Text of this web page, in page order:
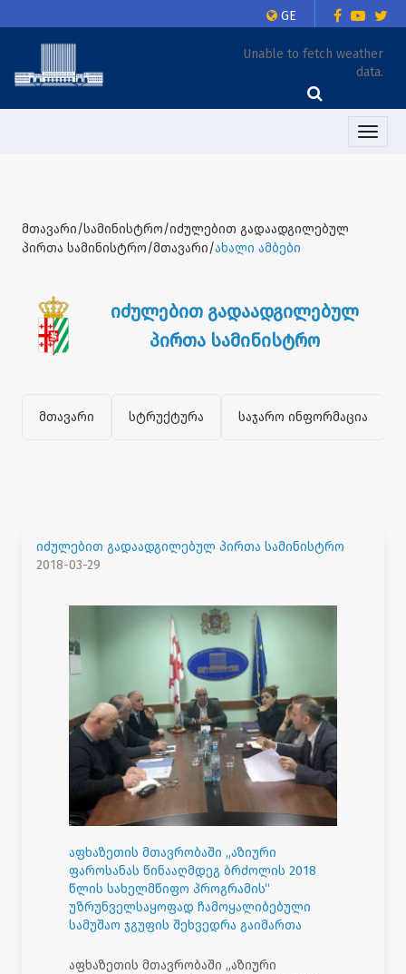
GE
Unable to fetch weather
data.
Toggle
მთავარი/სამინისტრო/იძულებით გადაადგილებულ
პირთა სამინისტრო/მთავარი/ახალი ამბები
იძულებით გადაადგილებულ
პირთა სამინისტრო
მთავარი სტრუქტურა საჯარო ინფორმაცია
იძულებით გადაადგილებულ პირთა სამინისტრო
2018-03-29
აფხაზეთის მთავრობაში „აზიური
ფაროსანას წინააღმდეგ ბრძოლის 2018
წლის სახელმწიფო პროგრამის“
უზრუნველსაყოფად ჩამოყალიბებული
სამუშაო ჯგუფის შეხვედრა გაიმართა
აფხაზეთის მთავრობაში „აზიური